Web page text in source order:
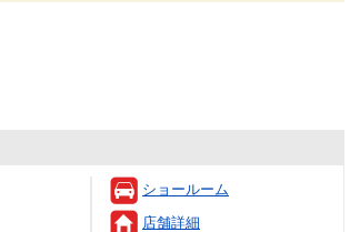
ショールーム
店舗詳細